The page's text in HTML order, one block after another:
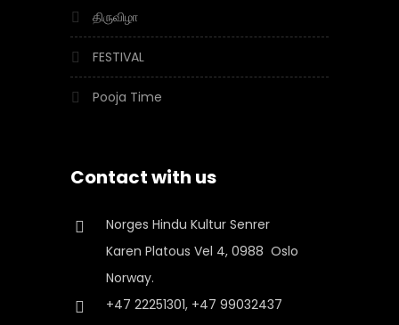
திருவிழா
FESTIVAL
Pooja Time
Contact with us
Norges Hindu Kultur Senrer
Karen Platous Vel 4, 0988 Oslo
Norway.
+47 22251301, +47 99032437